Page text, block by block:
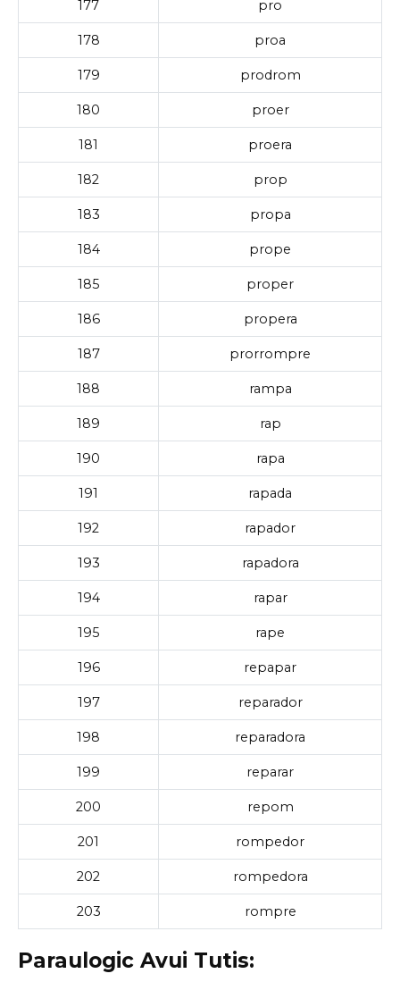
177 pro
178 proa
179 prodrom
180 proer
181 proera
182 prop
183 propa
184 prope
185 proper
186 propera
187 prorrompre
188 rampa
189 rap
190 rapa
191 rapada
192 rapador
193 rapadora
194 rapar
195 rape
196 repapar
197 reparador
198 reparadora
199 reparar
200 repom
201 rompedor
202 rompedora
203 rompre
Paraulogic Avui Tutis: